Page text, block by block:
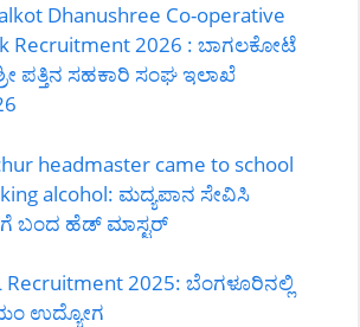
Dhanushree Co-operative
Recruitment 2026 : ಬಾಗಲಕೋಟೆ
ಪತ್ತಿನ ಸಹಕಾರಿ ಸಂಘ ಇಲಾಖೆ
headmaster came to school
alcohol: ಮದ್ಯಪಾನ ಸೇವಿಸಿ
ಬಂದ ಹೆಡ್ ಮಾಸ್ಟರ್
Recruitment 2025: ಬೆಂಗಳೂರಿನಲ್ಲಿ
ಉದ್ಯೋಗ